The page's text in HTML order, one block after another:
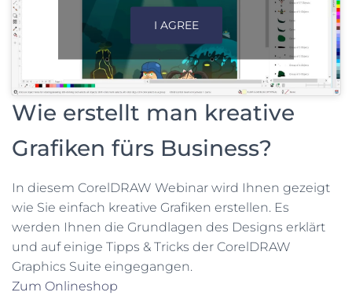
I AGREE
Wie erstellt man kreative
Grafiken fürs Business?
In diesem CorelDRAW Webinar wird Ihnen gezeigt
wie Sie einfach kreative Grafiken erstellen. Es
werden Ihnen die Grundlagen des Designs erklärt
und auf einige Tipps & Tricks der CorelDRAW
Graphics Suite eingegangen.
Zum Onlineshop